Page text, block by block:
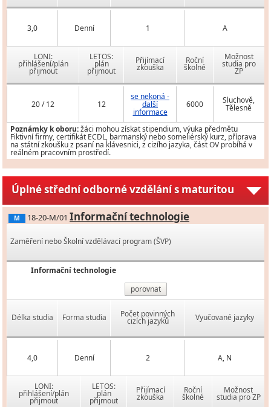
3,0 Denní 1 A
LONI:
přihlášení/plán
přijmout
LETOS:
plán
přijmout
Přijímací
zkouška
Roční
školné
Možnost
studia pro
ZP
20 / 12 12
se nekoná -
další
informace
6000 Sluchově,
Tělesně
Poznámky k oboru:žáci mohou získat stipendium, výuka předmětu
Fiktivní firmy, certifikát ECDL, barmanský nebo someliérský kurz, příprava
na státní zkoušku z psaní na klávesnici, z cizího jazyka, část OV probíhá v
reálném pracovním prostředí.
Úplné střední odborné vzdělání s maturitou
M 18-20-M/01 Informační technologie
Zaměření nebo Školní vzdělávací program (ŠVP)
Informační technologie
porovnat
Délka studia Forma studia Počet povinných
cizích jazyků Vyučované jazyky
4,0 Denní 2 A, N
LONI:
přihlášení/plán
přijmout
LETOS:
plán
přijmout
Přijímací
zkouška
Roční
školné
Možnost
studia pro ZP